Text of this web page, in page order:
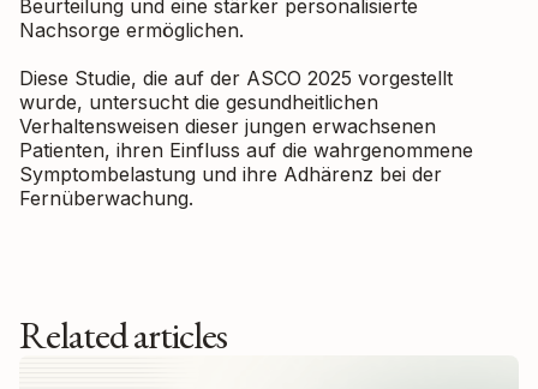
Beurteilung und eine stärker personalisierte
Nachsorge ermöglichen.
Diese Studie, die auf der ASCO 2025 vorgestellt
wurde, untersucht die gesundheitlichen
Verhaltensweisen dieser jungen erwachsenen
Patienten, ihren Einfluss auf die wahrgenommene
Symptombelastung und ihre Adhärenz bei der
Fernüberwachung.
Related articles